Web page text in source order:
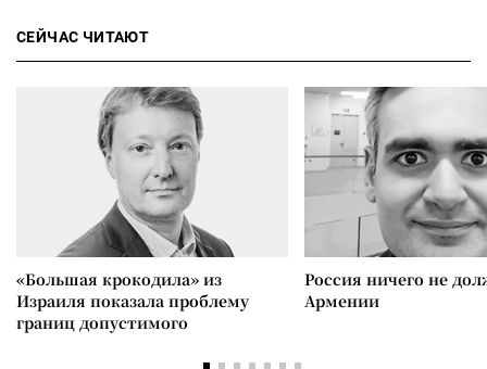
СЕЙЧАС ЧИТАЮТ
«Большая крокодила» из
Израиля показала проблему
границ допустимого
Россия ничего не
Армении